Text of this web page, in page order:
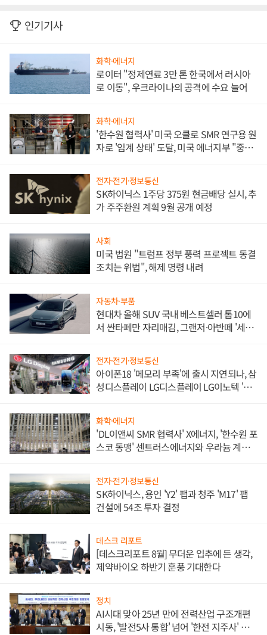
인기기사
화학·에너지
로이터 "정제연료 3만 톤 한국에서 러시아
로 이동", 우크라이나의 공격에 수요 늘어
화학·에너지
'한수원 협력사' 미국 오클로 SMR 연구용 원
자로 '임계 상태' 도달, 미국 에너지부 "중요
전자·전기·정보통신
SK하이닉스 1주당 375원 현금배당 실시, 추
가 주주환원 계획 9월 공개 예정
사회
미국 법원 "트럼프 정부 풍력 프로젝트 동결
조치는 위법", 해제 명령 내려
자동차·부품
현대차 올해 SUV 국내 베스트셀러 톱10에
서 싼타페만 자리매김, 그랜저·아반떼 '세단
전자·전기·정보통신
아이폰18 '메모리 부족'에 출시 지연되나, 삼
성디스플레이 LG디스플레이 LG이노텍 '탈
화학·에너지
'DL이앤씨 SMR 협력사' X에너지, '한수원 포
스코 동맹' 센트러스에너지와 우라늄 계약
전자·전기·정보통신
SK하이닉스, 용인 'Y2' 팹과 청주 'M17' 팹
건설에 54조 투자 결정
데스크 리포트
[데스크리포트 8월] 무더운 입추에 든 생각,
제약바이오 하반기 훈풍 기대한다
정치
AI시대 맞아 25년 만에 전력산업 구조개편
시동, '발전5사 통합' 넘어 '한전 지주사' 재편